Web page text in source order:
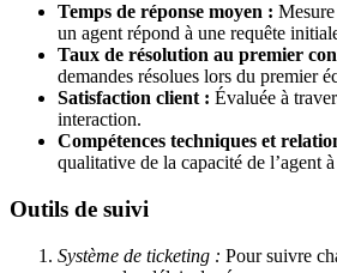
Temps de réponse moyen :
un agent répond à une requête
Taux de résolution au premier
demandes résolues lors du premier
Satisfaction client : Évaluée à
interaction.
Compétences techniques et
qualitative de la capacité de l’agent
Outils de suivi
Système de ticketing : Pour suivre